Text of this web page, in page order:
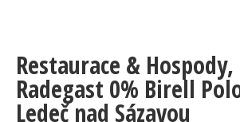
Restaurace &
Radegast 0% Birell
Ledeč nad Sázavou